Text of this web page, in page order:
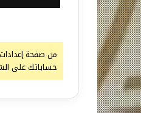
من صفحة
حساباتك على